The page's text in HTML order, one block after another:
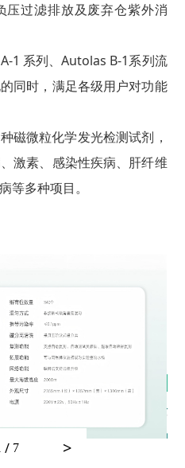
压过滤排放及废弃仓紫外消
1 系列、Autolas B-1系列流
同时，满足各级用户对功能
磁微粒化学发光检测试剂，
激素、感染性疾病、肝纤维
等多种项目。
/ 7 >